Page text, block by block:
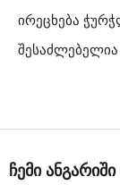
ირეცხება
ჩემი ანგარიში